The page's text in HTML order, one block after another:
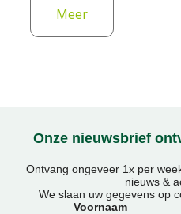
Meer
informati
Onze nieuwsbrief
Ontvang ongeveer 1x per
nieuws &
We slaan uw gegevens op
Voornaam